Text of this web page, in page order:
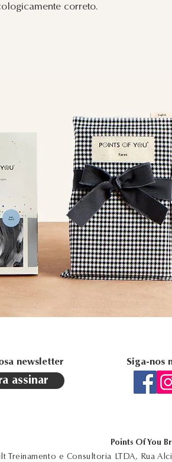
correto.
newsletter
assinar
Siga-nos
Points Of You
Treinamento e Consultoria LTDA, Rua